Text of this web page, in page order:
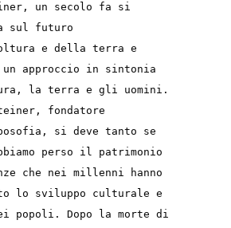
un secolo fa si
sul futuro
e della terra e
un approccio in sintonia
la terra e gli uomini.
fondatore
si deve tanto se
perso il patrimonio
che nei millenni hanno
lo sviluppo culturale e
popoli. Dopo la morte di